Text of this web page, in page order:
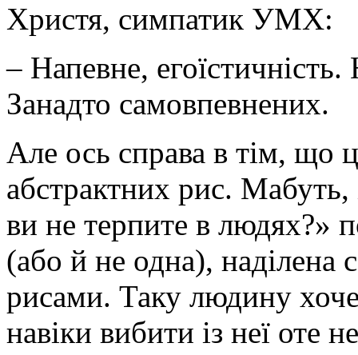
Христя, симпатик УМХ:
– Напевне,
Занадто самовпевнених.
Але ось справа в тім, що
абстрактних рис.
ви не терпите в людях?»
(або й не одна),
рисами. Таку людину
навіки вибити із неї оте